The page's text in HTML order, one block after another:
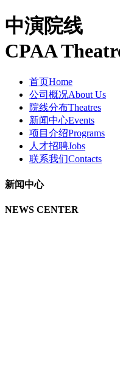
中演院线
CPAA
首页Home
公司概况About Us
院线分布Theatres
新闻中心Events
项目介绍Programs
人才招聘Jobs
联系我们Contacts
新闻中心
NEWS CENTER